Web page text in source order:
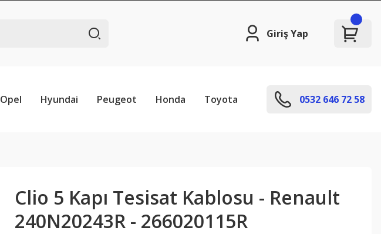
Giriş Yap
Opel Hyundai Peugeot Honda Toyota 0532 646 72 58
Clio 5 Kapı Tesisat Kablosu - Renault
240N20243R - 266020115R